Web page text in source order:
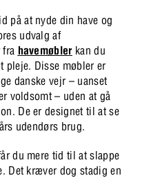
på at nyde din have og
udvalg af
fra havemøblerkan du
pleje. Disse møbler er
danske vejr – uanset
voldsomt – uden at gå
De er designet til at se
udendørs brug.
du mere tid til at slappe
Det kræver dog stadig en